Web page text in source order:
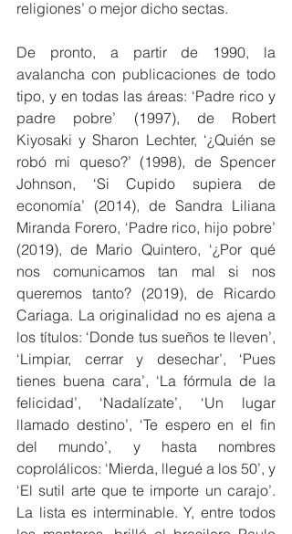
religiones’ o mejor dicho sectas.
De pronto, a partir de 1990, la
avalancha con publicaciones de todo
tipo, y en todas las áreas: ‘Padre rico y
padre pobre’ (1997), de Robert
Kiyosaki y Sharon Lechter, ‘¿Quién se
robó mi queso?’ (1998), de Spencer
Johnson, ‘Si Cupido supiera de
economía’ (2014), de Sandra Liliana
Miranda Forero, ‘Padre rico, hijo pobre’
(2019), de Mario Quintero, ‘¿Por qué
nos comunicamos tan mal si nos
queremos tanto? (2019), de Ricardo
Cariaga. La originalidad no es ajena a
los títulos: ‘Donde tus sueños te lleven’,
‘Limpiar, cerrar y desechar’, ‘Pues
tienes buena cara’, ‘La fórmula de la
felicidad’, ‘Nadalízate’, ‘Un lugar
llamado destino’, ‘Te espero en el fin
del mundo’, y hasta nombres
coprolálicos: ‘Mierda, llegué a los 50’, y
‘El sutil arte que te importe un carajo’.
La lista es interminable. Y, entre todos